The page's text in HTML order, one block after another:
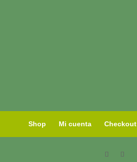
Shop Mi cuenta Checkout